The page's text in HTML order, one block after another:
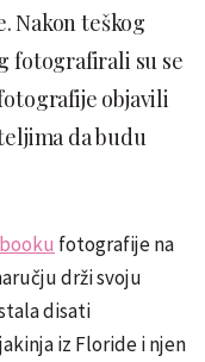
Nakon teškog
fotografirali su se
objavili
da budu
fotografije na
drži svoju
disati
iz Floride i njen